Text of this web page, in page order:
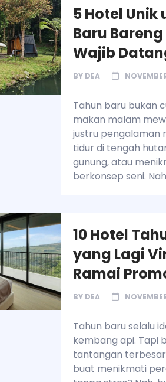
5 Hotel
Baru
Wajib
BY DEA
Tahun baru bukan
makan malam
justru pengalaman
tidur di tengah
gunung, atau
berkonsep seni.
10 Hotel
yang Lagi
Ramai
BY DEA
Tahun baru selalu
kembang api. Tapi
tantangan
buat menikmati